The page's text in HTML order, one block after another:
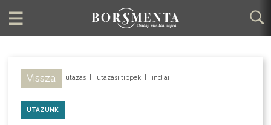
Vissza utazás utazási tippek indiai
UTAZUNK